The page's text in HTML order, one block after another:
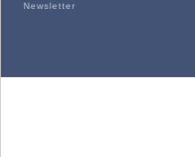
Newsletter